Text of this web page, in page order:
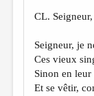
РЕДКОЛЛЕГИЯ
ОТ РЕДАКЦИИ
МАЛАЯ ПРОЗА
ЭССЕИСТИКА
CL.
Seigneur, je
Ces vieux
Sinon en
Et se vêtir,